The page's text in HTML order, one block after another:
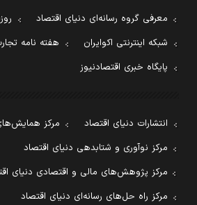
معرفی گروه رسانه‌ای دنیای اقتصاد
شبکه اینترنتی اکوایران
هفته نامه
پایگاه خبری اقتصادنیوز
انتشارات دنیای اقتصاد
مرکز
مرکز نوآوری و شتابدهی دنیای اقتصاد
مرکز پژوهش‌های مالی و اقتصادی دنیای
مرکز راه حل‌های رسانه‌ای دنیای اقتصاد